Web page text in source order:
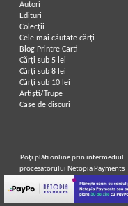
Autori
Edituri
Colecții
Cele mai căutate cărți
Blog Printre Carti
Cărţi sub 5 lei
Cărţi sub 8 lei
Cărţi sub 10 lei
Artiști/Trupe
Case de discuri
Poţi plăti online prin intermediul
procesatorului Netopia Payments